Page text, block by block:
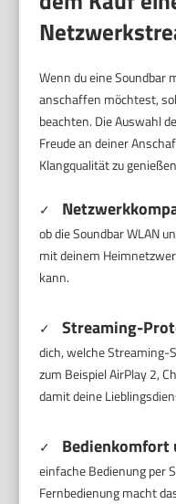
Wenn du eine
anschaffen möchtest,
beachten. Die Auswahl
Freude an deiner
Klangqualität zu
✓
ob die Soundbar WLAN
mit deinem
kann.
✓ Streaming-
dich, welche Streaming-
zum Beispiel AirPlay 2,
damit deine
✓ Bedienkomfort
einfache Bedienung per
Fernbedienung macht